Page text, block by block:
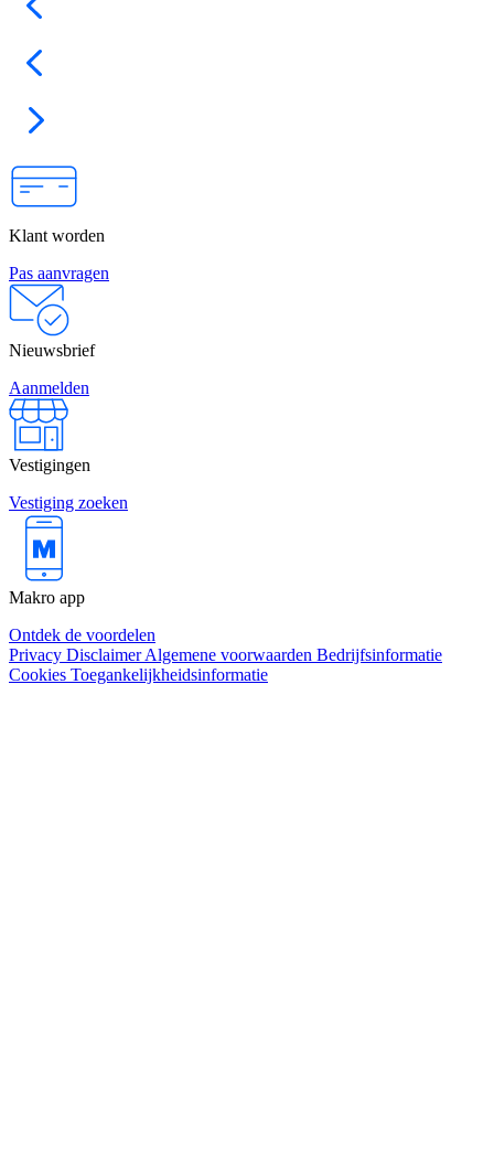
Klant worden
Pas aanvragen
Nieuwsbrief
Aanmelden
Vestigingen
Vestiging zoeken
Makro app
Ontdek de voordelen
Privacy DisclaimerAlgemene voorwaarden Bedrijfsinformatie
Cookies Toegankelijkheidsinformatie